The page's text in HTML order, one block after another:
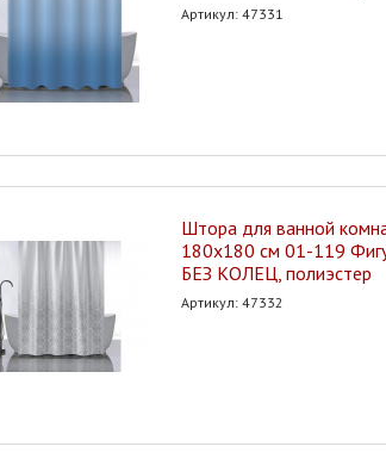
Артикул: 47331
Штора для ванной
180х180 см 01-119
БЕЗ КОЛЕЦ, полиэстер
Артикул: 47332